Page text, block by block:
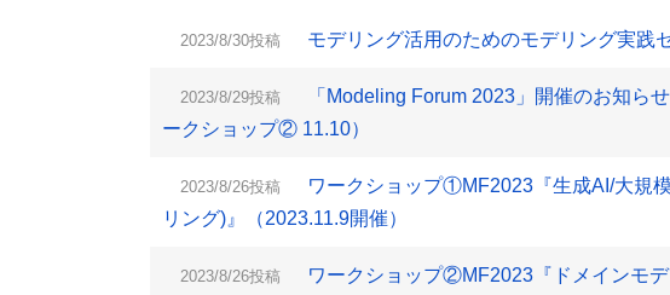
2023/8/30投稿 モデリング活用のためのモデリング実践
2023/8/29投稿
「Modeling Forum 2023」開催のお知ら
ークショップ② 11.10）
2023/8/26投稿
ワークショップ①MF2023『生成AI/大規
リング)』（2023.11.9開催）
2023/8/26投稿
ワークショップ②MF2023『ドメインモ